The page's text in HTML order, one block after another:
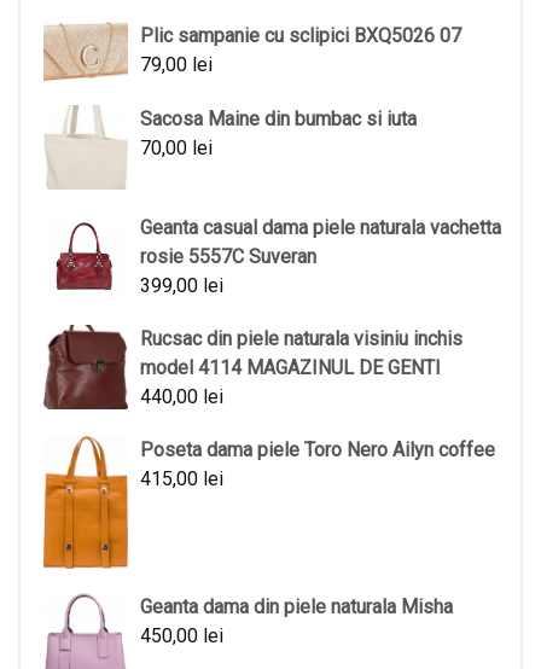
Plic sampanie cu sclipici BXQ5026 07
79,00 lei
Sacosa Maine din bumbac si iuta
70,00 lei
Geanta casual dama piele naturala vachetta
rosie 5557C Suveran
399,00 lei
Rucsac din piele naturala visiniu inchis
model 4114 MAGAZINUL DE GENTI
440,00 lei
Poseta dama piele Toro Nero Ailyn coffee
415,00 lei
Geanta dama din piele naturala Misha
450,00 lei